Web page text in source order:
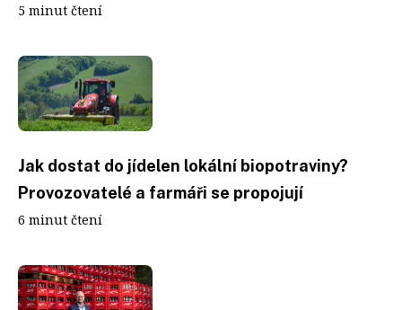
5 minut čtení
Jak dostat do jídelen lokální biopotraviny?
Provozovatelé a farmáři se propojují
6 minut čtení